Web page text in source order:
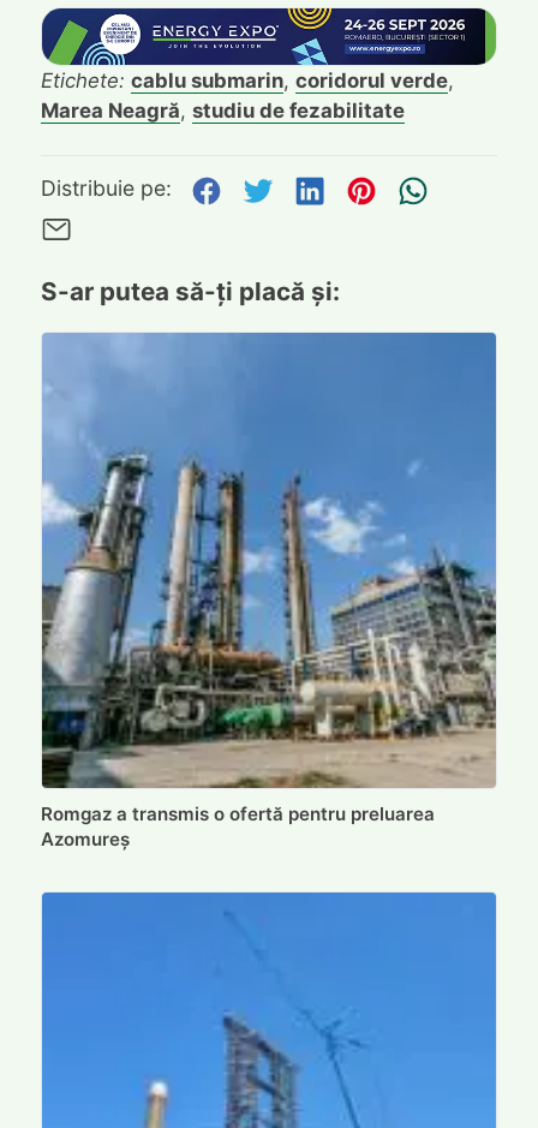
Etichete: cablu submarin, coridorul verde,
Marea Neagră, studiu de fezabilitate
Distribuie pe: Distribuie pe Facebook
Distribuie pe
Distribuie pe
Distribuie
S-ar putea să-ți placă și:
Romgaz a transmis o ofertă pentru preluarea
Azomureș